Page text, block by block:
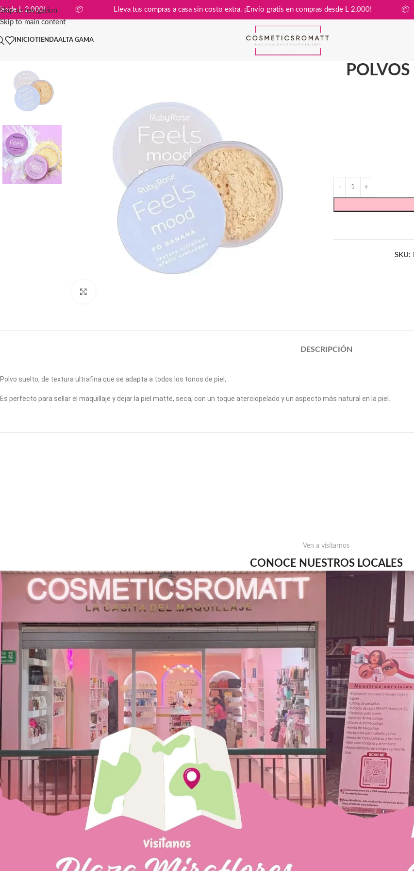
Skip to navigation
Skip to main content
desde L 2,000! Lleva tus compras a casa sin costo extra. ¡Envío gratis en compras desde L 2,000!
INICIOTIENDAALTA GAMA
SKU:
DESCRIPCIÓN
Polvo suelto, de textura ultrafina que se adapta a todos los tonos de piel,
Es perfecto para sellar el maquillaje y dejar la piel matte, seca, con un toque aterciopelado y un aspecto más natural en la piel.
Ven a visitarnos
CONOCE NUESTROS LOCALES